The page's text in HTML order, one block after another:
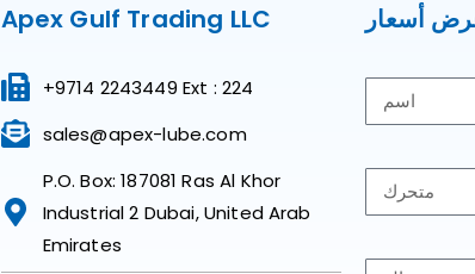
Apex Gulf Trading LLC
+9714 2243449 Ext : 224
sales@apex-lube.com
P.O. Box: 187081 Ras Al Khor
Industrial 2 Dubai, United Arab
Emirates
أسعار